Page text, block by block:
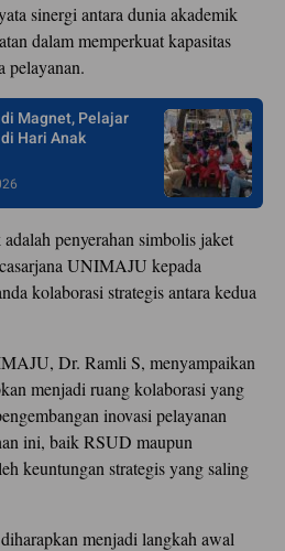
sinergi antara dunia akademik
dalam memperkuat kapasitas
pelayanan.
Magnet, Pelajar
Hari Anak
penyerahan simbolis jaket
UNIMAJU kepada
kolaborasi strategis antara kedua
Dr. Ramli S, menyampaikan
menjadi ruang kolaborasi yang
inovasi pelayanan
ini, baik RSUD maupun
keuntungan strategis yang saling
menjadi langkah awal